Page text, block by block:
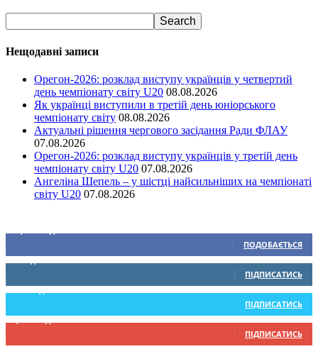
Нещодавні записи
Орегон-2026: розклад виступу українців у четвертий
день чемпіонату світу U20 08.08.2026
Як українці виступили в третій день юніорського
чемпіонату світу 08.08.2026
Актуальні рішення чергового засідання Ради ФЛАУ
07.08.2026
Орегон-2026: розклад виступу українців у третій день
чемпіонату світу U20 07.08.2026
Ангеліна Шепель – у шістці найсильніших на чемпіонаті
світу U20 07.08.2026
ПОДОБАЄТЬСЯ
0 Підписників
ПІДПИСАТИСЬ
234 Підписників
ПІДПИСАТИСЬ
9,370 Підписників
ПІДПИСАТИСЬ